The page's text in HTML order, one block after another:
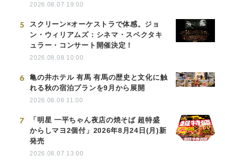
2026.08.07 19:00
5
スクリーン×オーケストラで体感。ジョ
ン・ウィリアムズ：シネマ・スペクタキ
ュラー・コンサート開催決定！
2026.08.08 10:00
6
亀の井ホテル 有馬 有馬の歴史と文化に触
れる秋の宿泊プランを9月から展開
2026.08.06 11:00
7
「明星 一平ちゃん夜店の焼そば 超特盛
からしマヨ2個付」2026年8月24日(月)新
発売
2026.08.07 13:00